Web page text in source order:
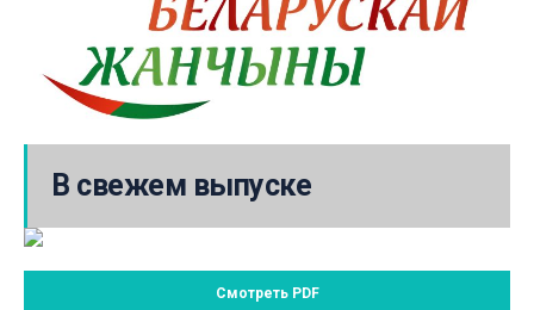
В свежем выпуске
Смотреть PDF